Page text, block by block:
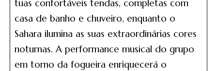
tuas confortáveis tendas, completas com
casa de banho e chuveiro, enquanto o
Sahara ilumina as suas extraordinárias cores
noturnas. A performance musical do grupo
em torno da fogueira enriquecerá o